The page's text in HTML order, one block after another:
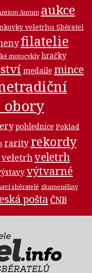
Aurum aukce
veletrhu Sběratel
filatelie
motocykly hračky
medaile mince
obory
pohlednice Poklad
rarity rekordy
veletrhveletrh
výtvarné
sběratelé zkameněliny
pošta ČNB